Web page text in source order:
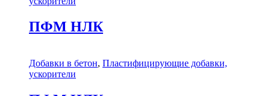
ПФМ НЛК
Добавки в бетон, Пластифицирующие добавки,
ускорители